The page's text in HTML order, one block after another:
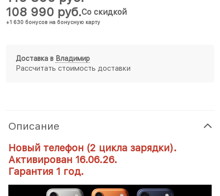
108 990 руб.
+1 630 бонусов на бонусную карту
Со скидкой
Доставка в Владимир
Рассчитать стоимость доставки
Описание
Новый телефон (2 цикла зарядки).
Активирован 16.06.26.
Гарантия 1 год.